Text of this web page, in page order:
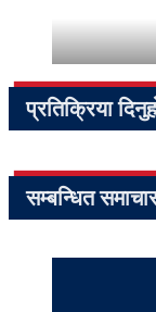
प्रतिक्रिया
सम्बन्धित